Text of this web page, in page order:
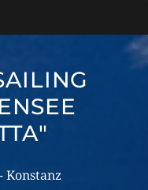
Konstanz